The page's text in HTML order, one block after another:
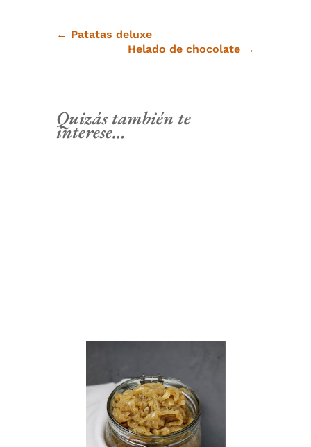
← Patatas deluxe
Helado de chocolate →
Quizás también te
interese…